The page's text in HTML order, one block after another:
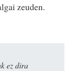
zeuden.
ez dira